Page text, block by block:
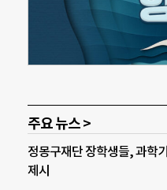
주요 뉴스 >
정몽구재단 장학생들, 과학
제시